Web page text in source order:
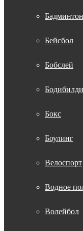
Бадминтон
Бейсбол
Бобслей
Бокс
Боулинг
Велоспорт
Водное
Волейбол